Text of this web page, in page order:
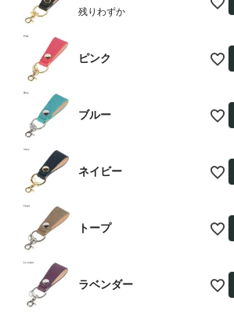
残りわずか
ピンク
ブルー
ネイビー
トープ
ラベンダー